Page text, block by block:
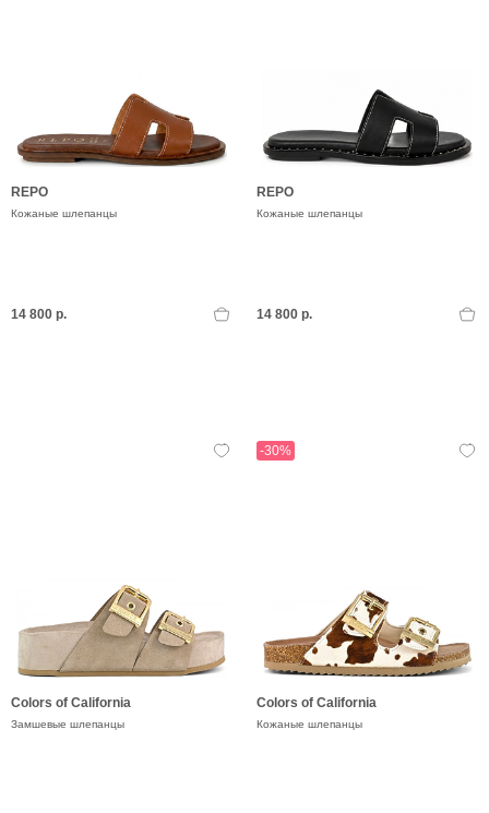
REPO
Кожаные шлепанцы
14 800 р.
REPO
Кожаные шлепанцы
14 800 р.
Colors of California
Замшевые шлепанцы
-30%
Colors of California
Кожаные шлепанцы